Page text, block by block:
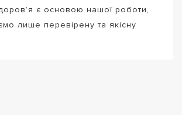
є основою нашої роботи,
лише перевірену та якісну